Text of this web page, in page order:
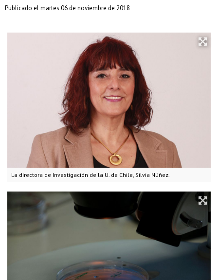
La directora de Investigación de la U. de Chile, Silvia Núñez.
Publicado el martes 06 de noviembre de 2018